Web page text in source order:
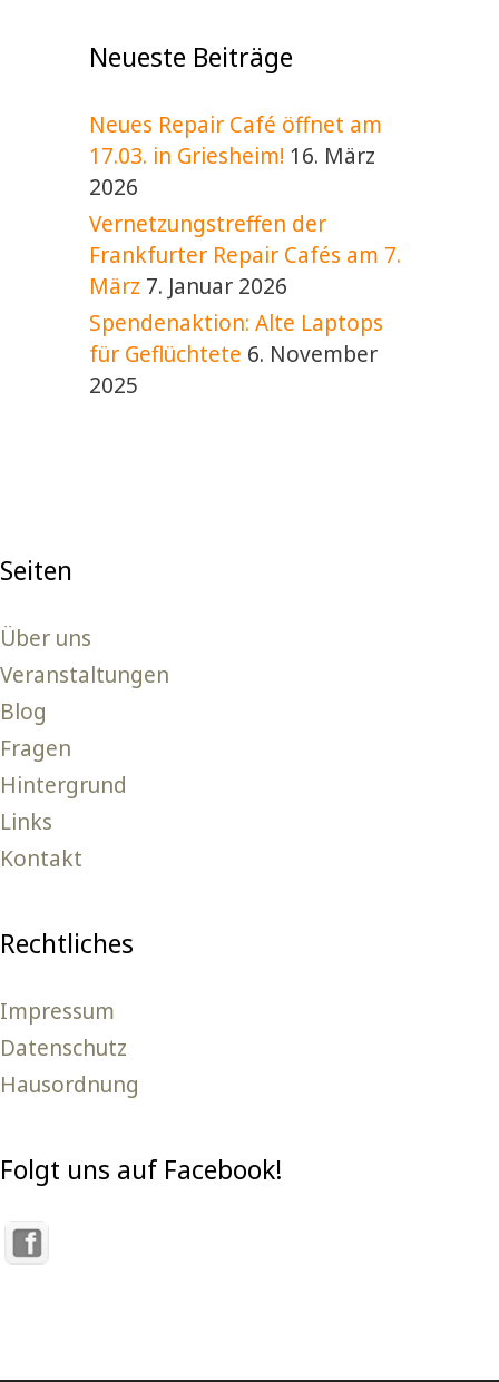
Neueste Beiträge
Neues Repair Café öffnet am
17.03. in Griesheim! 16. März
2026
Vernetzungstreffen der
Frankfurter Repair Cafés am 7.
März 7. Januar 2026
Spendenaktion: Alte Laptops
für Geflüchtete 6. November
2025
Seiten
Über uns
Veranstaltungen
Blog
Fragen
Hintergrund
Links
Kontakt
Rechtliches
Impressum
Datenschutz
Hausordnung
Folgt uns auf Facebook!